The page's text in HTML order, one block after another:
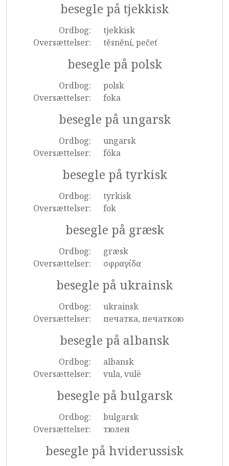
besegle på tjekkisk
Ordbog:
tjekkisk
Oversættelser:
těsnění, pečeť
besegle på polsk
Ordbog:
polsk
Oversættelser:
foka
besegle på ungarsk
Ordbog:
ungarsk
Oversættelser:
fóka
besegle på tyrkisk
Ordbog:
tyrkisk
Oversættelser:
fok
besegle på græsk
Ordbog:
græsk
Oversættelser:
σφραγίδα
besegle på ukrainsk
Ordbog:
ukrainsk
Oversættelser:
печатка, печаткою
besegle på albansk
Ordbog:
albansk
Oversættelser:
vula, vulë
besegle på bulgarsk
Ordbog:
bulgarsk
Oversættelser:
тюлен
besegle på hviderussisk